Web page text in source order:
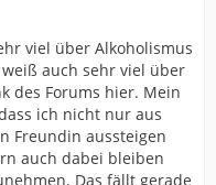
viel über Alkoholismus
auch sehr viel über
des Forums hier. Mein
ich nicht nur aus
Freundin aussteigen
auch dabei bleiben
Das fällt gerade